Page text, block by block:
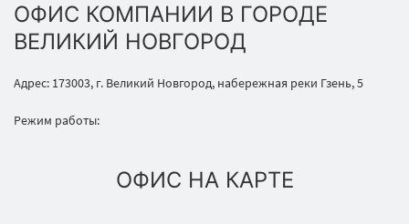
ОФИС КОМПАНИИ В ГОРОДЕ
ВЕЛИКИЙ НОВГОРОД
Адрес: 173003, г. Великий Новгород, набережная реки Гзень, 5
Режим работы:
ОФИС НА КАРТЕ